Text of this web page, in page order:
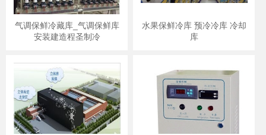
气调保鲜冷藏库_气调保鲜库
安装建造程圣制冷
水果保鲜冷库 预冷冷库 冷却
库